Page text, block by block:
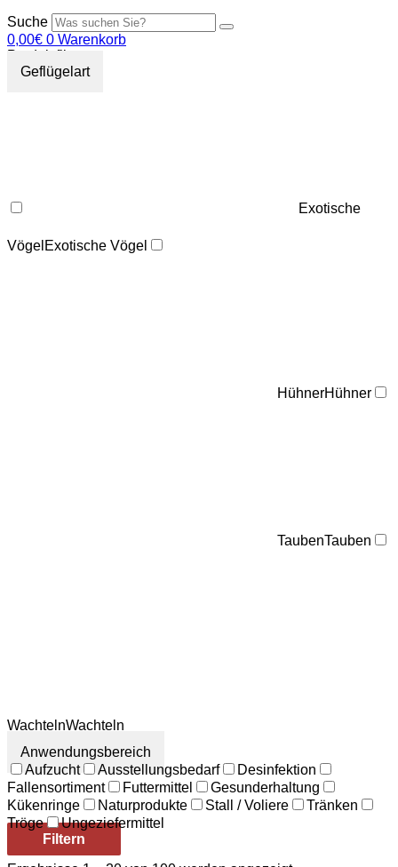
Suche
0,00€ 0 Warenkorb
Produktfilter
Geflügelart
Exotische
Vögel Exotische Vögel
HühnerHühner
TaubenTauben
WachtelnWachteln
Anwendungsbereich
Aufzucht
Ausstellungsbedarf
Desinfektion
Fallensortiment
Futtermittel
Gesunderhaltung
Kükenringe
Naturprodukte Stall / Voliere
Tränken
Tröge
Ungeziefermittel
Filtern